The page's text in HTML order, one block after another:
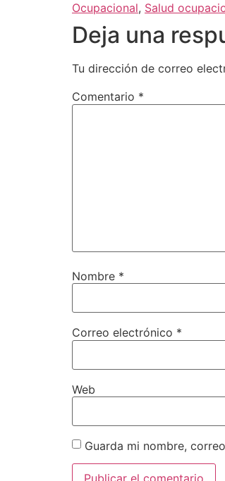
Ocupacional, Salud
Deja una
Tu dirección de correo
Comentario *
Nombre *
Correo electrónico *
Web
Guarda mi nombre,